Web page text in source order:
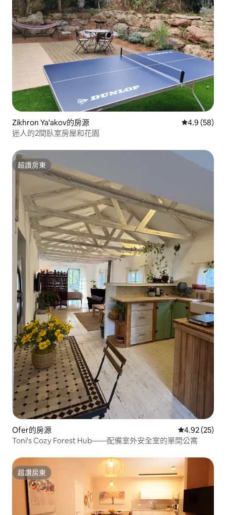
Zikhron Ya'akov的房源 從 58 則評
4.9 (58)
迷人的2間臥室房屋和花園
超讚房東
超讚房東
Ofer的房源 從 25 則評價
4.92 (25)
Toni's Cozy Forest Hub——配備室外安全室的單間公寓
超讚房東
超讚房東